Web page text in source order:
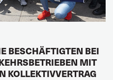
BESCHÄFTIGTEN BEI
MIT
KOLLEKTIVVERTRAG